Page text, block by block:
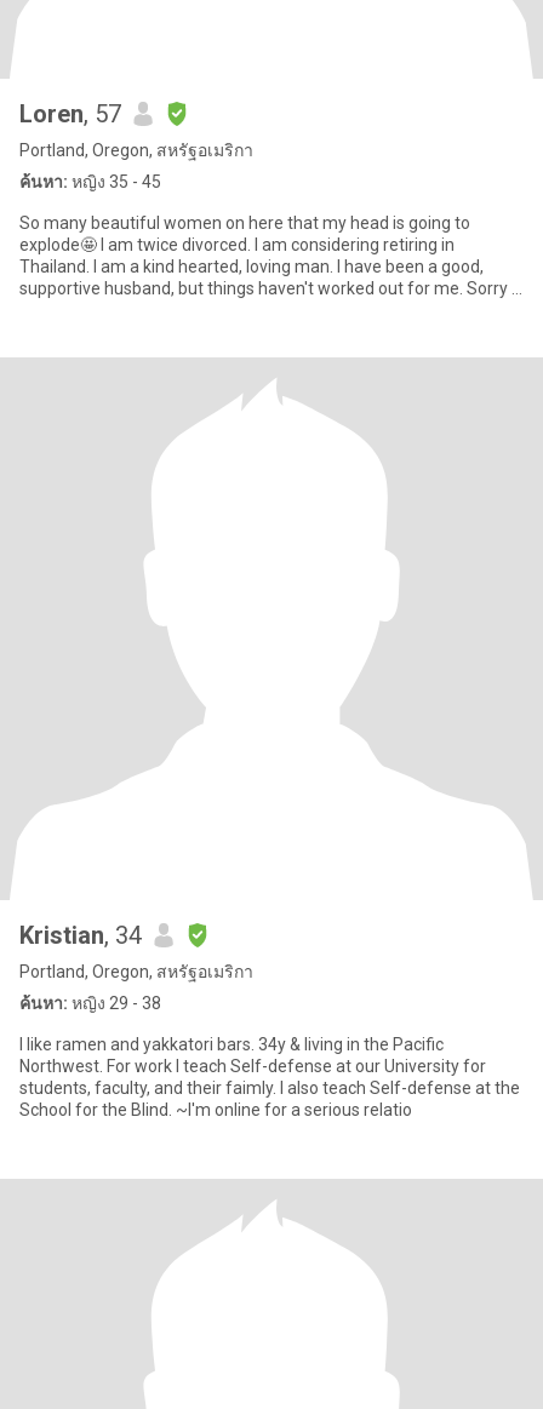
Loren, 57
Portland, Oregon, สหรัฐอเมริกา
ค้นหา: หญิง 35 - 45
So many beautiful women on here that my head is going to
explode🤩 I am twice divorced. I am considering retiring in
Thailand. I am a kind hearted, loving man. I have been a good,
supportive husband, but things haven't worked out for me. Sorry I
Kristian, 34
Portland, Oregon, สหรัฐอเมริกา
ค้นหา: หญิง 29 - 38
I like ramen and yakkatori bars. 34y & living in the Pacific
Northwest. For work I teach Self-defense at our University for
students, faculty, and their faimly. I also teach Self-defense at the
School for the Blind. ~I'm online for a serious relatio